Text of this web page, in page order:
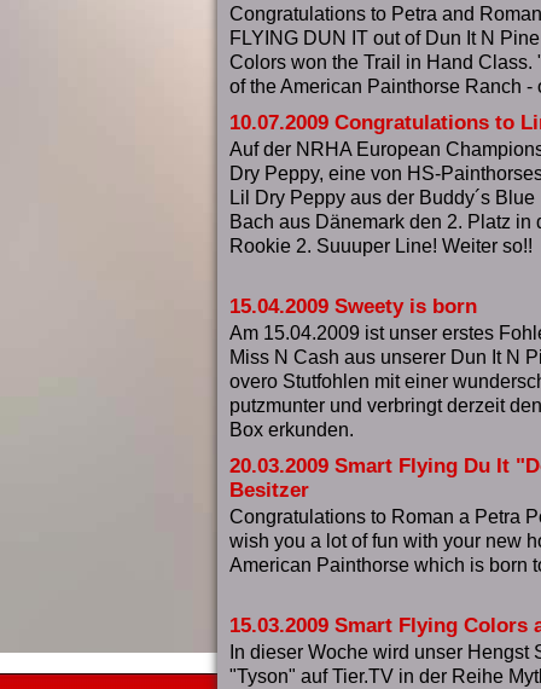
Congratulations to Petra and
FLYING DUN IT out of Dun It N
Colors won the Trail in Hand Class.
of the American Painthorse Ranch
10.07.2009 Congratulations to
Auf der NRHA European
Dry Peppy, eine von HS-
Lil Dry Peppy aus der Buddy´s
Bach aus Dänemark den 2. Platz
Rookie 2. Suuuper Line! Weiter so!!
15.04.2009 Sweety is born
Am 15.04.2009 ist unser erstes
Miss N Cash aus unserer Dun It N
overo Stutfohlen mit einer
putzmunter und verbringt derzeit
Box erkunden.
20.03.2009 Smart Flying Du It
Besitzer
Congratulations to Roman a Petra
wish you a lot of fun with your new
American Painthorse which is born
15.03.2009 Smart Flying Colors
In dieser Woche wird unser Hengst
"Tyson" auf Tier.TV in der Reihe